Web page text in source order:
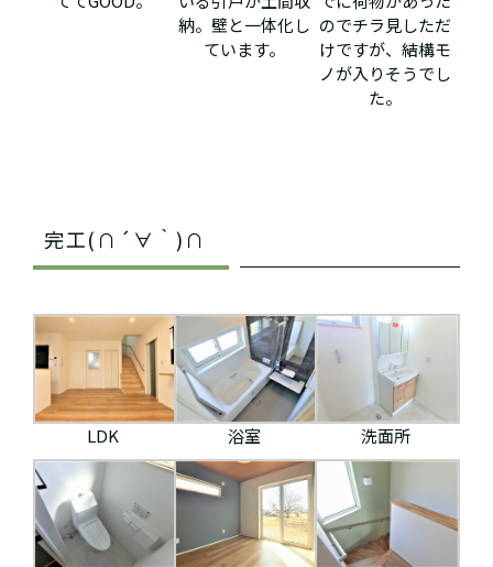
納。壁と一体化し
ています。
のでチラ見しただ
けですが、結構モ
ノが入りそうでし
た。
完工(∩´∀｀)∩
LDK 浴室 洗面所